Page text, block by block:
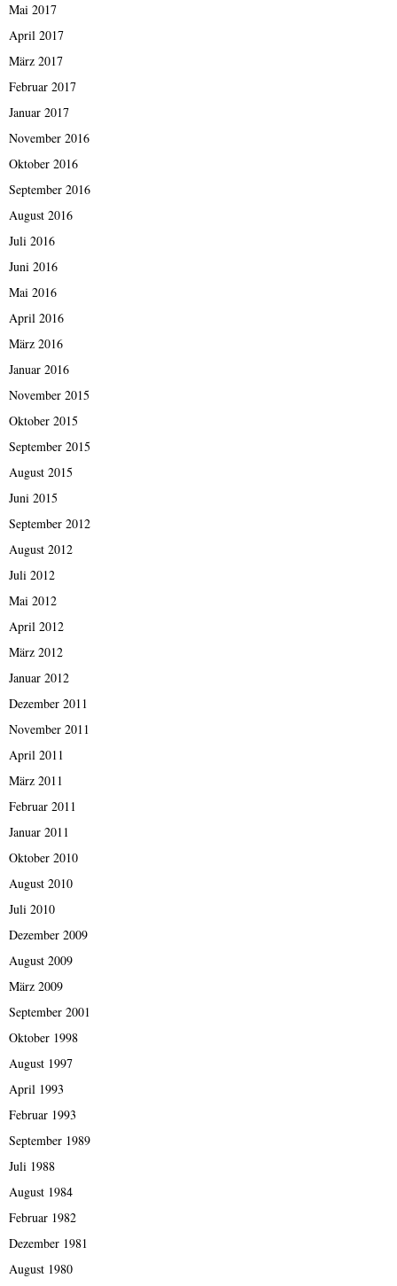
Mai 2017
April 2017
März 2017
Februar 2017
Januar 2017
November 2016
Oktober 2016
September 2016
August 2016
Juli 2016
Juni 2016
Mai 2016
April 2016
März 2016
Januar 2016
November 2015
Oktober 2015
September 2015
August 2015
Juni 2015
September 2012
August 2012
Juli 2012
Mai 2012
April 2012
März 2012
Januar 2012
Dezember 2011
November 2011
April 2011
März 2011
Februar 2011
Januar 2011
Oktober 2010
August 2010
Juli 2010
Dezember 2009
August 2009
März 2009
September 2001
Oktober 1998
August 1997
April 1993
Februar 1993
September 1989
Juli 1988
August 1984
Februar 1982
Dezember 1981
August 1980